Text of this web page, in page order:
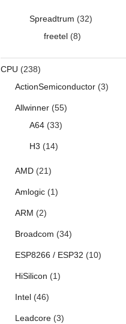
Spreadtrum (32)
freetel(8)
CPU (238)
ActionSemiconductor(3)
Allwinner(55)
A64(33)
H3 (14)
AMD(21)
Amlogic(1)
ARM (2)
Broadcom (34)
ESP8266 / ESP32 (10)
HiSilicon (1)
Intel(46)
Leadcore(3)